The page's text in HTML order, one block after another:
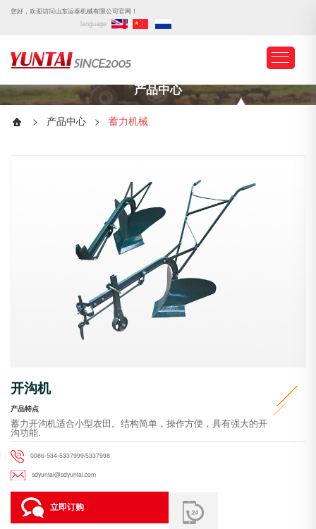
您好，欢迎访问山东运泰机械有限公司官网！
language
产品中心
> 产品中心 > 蓄力机械
开沟机
产品特点
蓄力开沟机适合小型农田。结构简单，操作方便，具有强大的开
沟功能.
0086-534-5337999/5337998
sdyuntai@sdyuntai.com
立即订购